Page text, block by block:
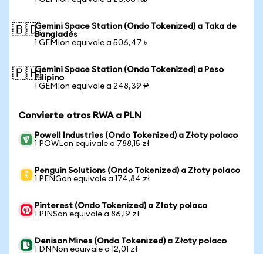
🇧🇩Gemini Space Station (Ondo Tokenized) a Taka de
Bangladés
1 GEMIon equivale a 506,47 ৳
🇵🇭Gemini Space Station (Ondo Tokenized) a Peso
Filipino
1 GEMIon equivale a 248,39 ₱
Convierte otros RWA a PLN
Powell Industries (Ondo Tokenized) a Złoty polaco
1 POWLon equivale a 788,15 zł
Penguin Solutions (Ondo Tokenized) a Złoty polaco
1 PENGon equivale a 174,84 zł
Pinterest (Ondo Tokenized) a Złoty polaco
1 PINSon equivale a 86,19 zł
Denison Mines (Ondo Tokenized) a Złoty polaco
1 DNNon equivale a 12,01 zł